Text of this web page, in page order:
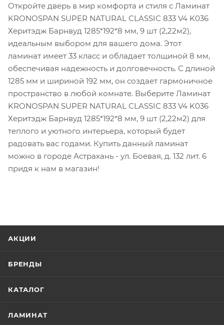
Откройте дверь в мир комфорта и стиля с Ламинат
KRONOSPAN SUPER NATURAL CLASSIC 833 V4 K036
Херитэдж Барнвуд 1285*192*8 мм, 9 шт (2,22м2),
идеальным выбором для вашего дома. Этот
ламинат имеет 33 класс и обладает толщиной 8 мм,
обеспечивая надежность и долговечность. С длиной
1285 мм и шириной 192 мм, он создает гармоничное
пространство в любой комнате. Выберите Ламинат
KRONOSPAN SUPER NATURAL CLASSIC 833 V4 K036
Херитэдж Барнвуд 1285*192*8 мм, 9 шт (2,22м2) для
теплого и уютного интерьера, который будет
радовать вас годами. Купить данный ламинат
можно в городе Астрахань - ул. Боевая, д. 132 лит. 6
придя к нам в магазин!
АКЦИИ
БРЕНДЫ
КАТАЛОГ
ЛАМИНАТ